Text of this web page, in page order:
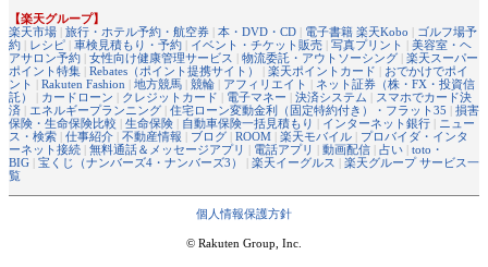
【楽天グループ】
楽天市場 | 旅行・ホテル予約・航空券 | 本・DVD・CD | 電子書籍 楽天Kobo | ゴルフ場予
約 | レシピ | 車検見積もり・予約 | イベント・チケット販売 | 写真プリント | 美容室・ヘ
アサロン予約 | 女性向け健康管理サービス | 物流委託・アウトソーシング | 楽天スーパー
ポイント特集 | Rebates（ポイント提携サイト） | 楽天ポイントカード | おでかけでポイ
ント | Rakuten Fashion | 地方競馬 | 競輪 | アフィリエイト | ネット証券（株・FX・投資信
託）
| カードローン | クレジットカード | 電子マネー | 決済システム | スマホでカード決
済 | エネルギープランニング | 住宅ローン変動金利（固定特約付き）・フラット35 | 損害
保険・生命保険比較 | 生命保険 | 自動車保険一括見積もり | インターネット銀行 | ニュー
ス・検索 | 仕事紹介 | 不動産情報 | ブログ | ROOM | 楽天モバイル | プロバイダ・インタ
ーネット接続 | 無料通話＆メッセージアプリ | 電話アプリ | 動画配信 | 占い | toto・
BIG | 宝くじ（ナンバーズ4・ナンバーズ3） | 楽天イーグルス | 楽天グループ サービス一
覧
個人情報保護方針
© Rakuten Group, Inc.